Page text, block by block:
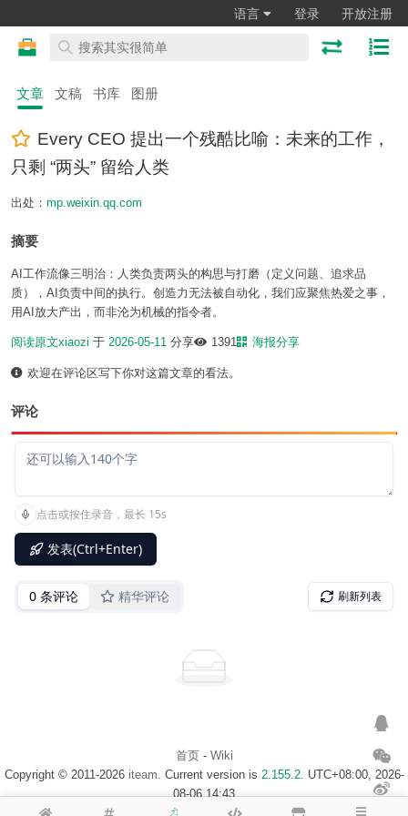
语言 登录 开放注册
文章 文稿 书库 图册
Every CEO 提出一个残酷比喻：未来的工作，
只剩 “两头” 留给人类
出处： mp.weixin.qq.com
摘要
AI工作流像三明治：人类负责两头的构思与打磨（定义问题、追求品
质），AI负责中间的执行。创造力无法被自动化，我们应聚焦热爱之事，
用AI放大产出，而非沦为机械的指令者。
阅读原文xiaozi 于 2026-05-11 分享 1391 海报分享
欢迎在评论区写下你对这篇文章的看法。
评论
首页- Wiki
Copyright © 2011-2026 iteam. Current version is 2.155.2. UTC+08:00, 2026-
08-06 14:43
浙ICP备14020137号-1 $访客地图$